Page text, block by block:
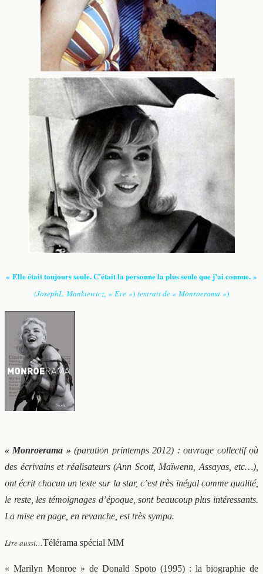
« Elle était toujours seule. C’était la personne la plus seule que j’ai connue. »
(JosephL. Mankiewicz, « Eve ») (extrait de « Monroerama »)
« Monroerama »(parution printemps 2012) : ouvrage collectif où
des écrivains et réalisateurs (Ann Scott, Maïwenn, Assayas, etc…),
ont écrit chacun un texte sur la star, c’est très inégal comme qualité,
le reste, les témoignages d’époque, sont beaucoup plus intéressants.
La mise en page, en revanche, est très sympa.
Lire aussi…Télérama spécial MM
« Marilyn Monroe » de Donald Spoto (1995) : la biographie de